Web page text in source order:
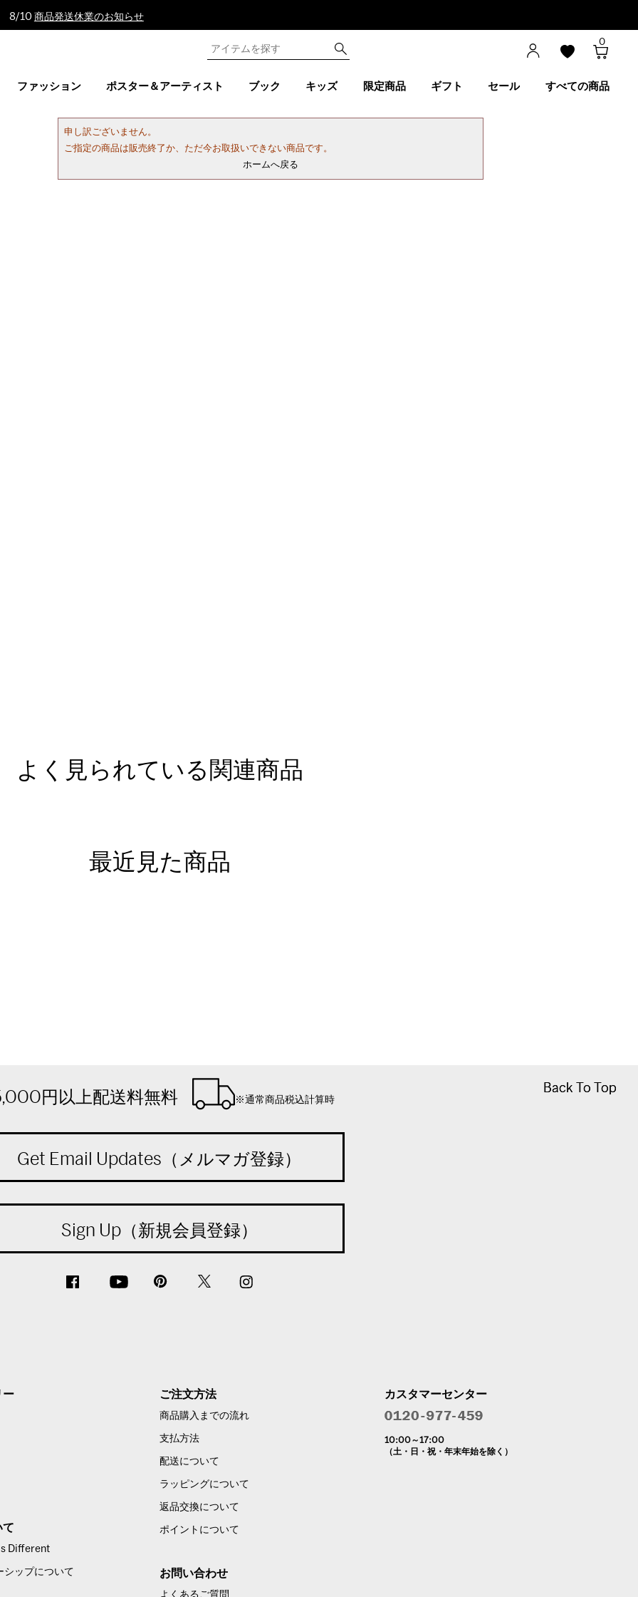
8/10 商品発送休業のお知らせ
0
ファッション ポスター＆アーティスト ブック キッズ 限定商品 ギフト セール すべての商品
申し訳ございません。
ご指定の商品は販売終了か、ただ今お取扱いできない商品です。
ホームへ戻る
よく見られている関連商品
最近見た商品
Back To Top
Back To Top
円以上配送料無料 ※通常商品税込計算時
Get Email Updates（メルマガ登録）
Sign Up（新規会員登録）
ー
て
Different
シップについて
ご注文方法
商品購入までの流れ
支払方法
配送について
ラッピングについて
返品交換について
ポイントについて
お問い合わせ
よくあるご質問
カスタマーセンター
10:00～17:00
（土・日・祝・年末年始を除く）